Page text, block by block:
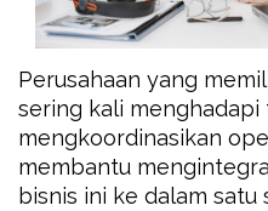
Perusahaan yang
sering kali menghadapi
mengkoordinasikan
membantu
bisnis ini ke dalam